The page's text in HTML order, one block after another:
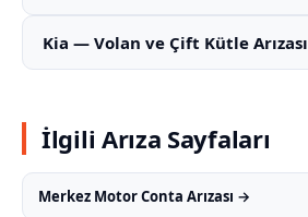
Kia — Volan ve Çift Kütle Arızası
İlgili Arıza Sayfaları
Merkez Motor Conta Arızası →